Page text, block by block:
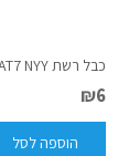
כבל רשת CAT7 NYY מסוכך נחושת להתקנה חיצונית מטר רץ
₪6
הוספה לסל